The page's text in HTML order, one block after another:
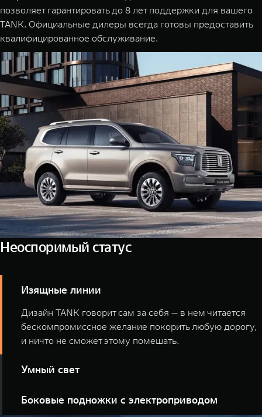
позволяет гарантировать до 8 лет поддержки для вашего
TANK. Официальные дилеры всегда готовы предоставить
квалифицированное обслуживание.
Неоспоримый статус
Изящные линии
Дизайн TANK говорит сам за себя — в нем читается
бескомпромиссное желание покорить любую дорогу,
и ничто не сможет этому помешать.
Умный свет
интеллектуальная система реагирует на свет фар
Боковые подножки с электроприводом